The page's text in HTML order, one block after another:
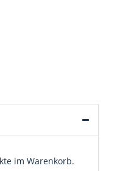
im Warenkorb.